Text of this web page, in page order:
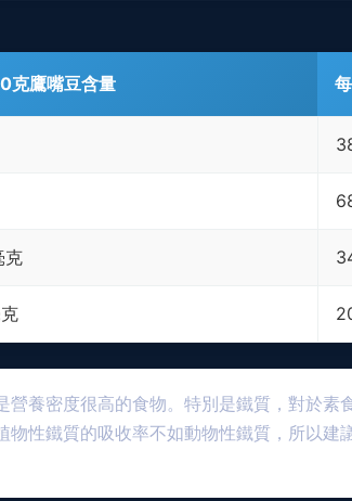
克鷹嘴豆含量
克
營養密度很高的食物。特別是鐵質，對於素
物性鐵質的吸收率不如動物性鐵質，所以建